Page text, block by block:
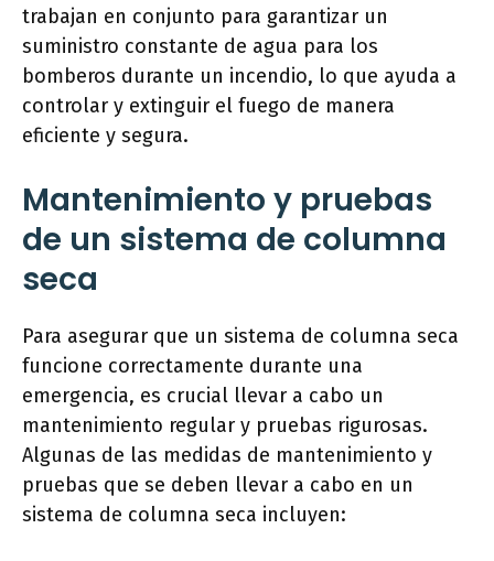
trabajan en conjunto para garantizar un
suministro constante de agua para los
bomberos durante un incendio, lo que ayuda a
controlar y extinguir el fuego de manera
eficiente y segura.
Mantenimiento y pruebas
de un sistema de columna
seca
Para asegurar que un sistema de columna seca
funcione correctamente durante una
emergencia, es crucial llevar a cabo un
mantenimiento regular y pruebas rigurosas.
Algunas de las medidas de mantenimiento y
pruebas que se deben llevar a cabo en un
sistema de columna seca incluyen: